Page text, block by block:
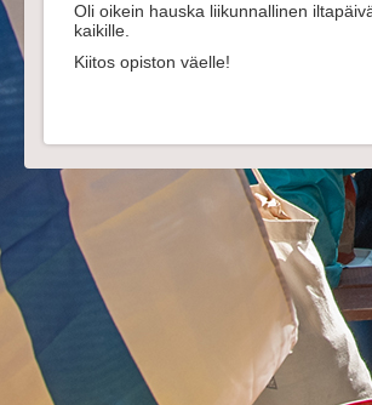
Oli oikein hauska liikunnallinen
kaikille.
Kiitos opiston väelle!